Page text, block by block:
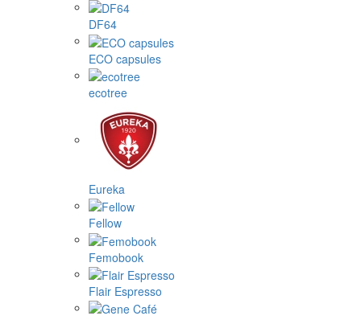
DF64
ECO capsules
ecotree
Eureka
Fellow
Femobook
Flair Espresso